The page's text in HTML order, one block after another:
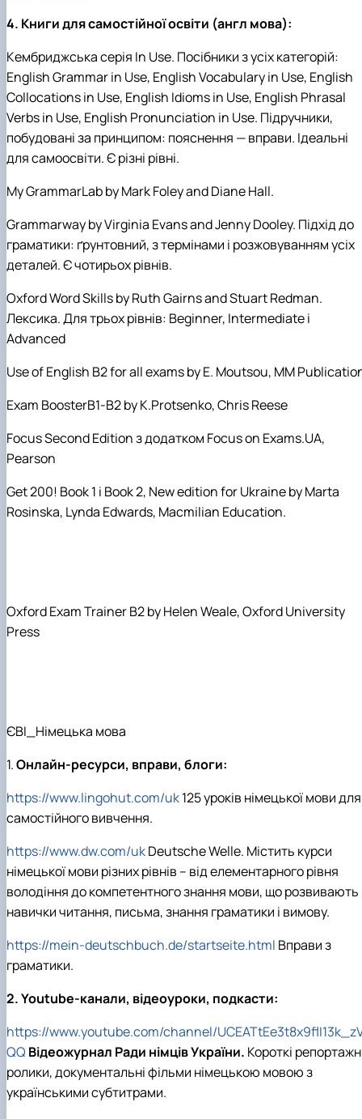
4. Книги для самостійної освіти (англ мова):
Кембриджськасерія In Use. Посібникизусіхкатегорій:
English Grammar in Use, English Vocabulary in Use, English
Collocations in Use, English Idioms in Use, English Phrasal
Verbs in Use, English Pronunciation in Use. Підручники,
побудовані за принципом: пояснення — вправи. Ідеальні
для самоосвіти. Є різні рівні.
MyGrammarLab by Mark Foley and Diane Hall.
Grammarway by Virginia Evans and Jenny Dooley. Підхіддо
граматики: ґрунтовний,зтермінами і розжовуваннямусіх
деталей.Єчотирьохрівнів.
Oxford Word Skills by Ruth Gairns and Stuart Redman.
Лексика.Длятрьохрівнів: Beginner, Intermediateі
Advanced
Use of English B2 for all exams by E. Moutsou, MM
Exam BoosterB1-B2 by K.Protsenko, Chris Reese
Focus Second Editionздодатком Focus on Exams.UA,
Pearson
Get 200! Book 1 і Book 2, New edition for Ukraine by Marta
Rosinska, Lynda Edwards, Macmilian Education.
Oxford Exam Trainer B2 by Helen Weale, Oxford University
Press
ЄВІ_Німецька мова
1.Онлайн-ресурси, вправи, блоги:
https://www.lingohut.com/uk125 уроків німецької мови для
самостійного вивчення.
https://www.dw.com/ukDeutsche Welle. Містить курси
німецької мови різних рівнів – від елементарного рівня
володіння до компетентного знання мови, що розвивають
навички читання, письма, знання граматики і вимову.
https://mein-deutschbuch.de/startseite.html Вправи з
граматики.
2. Youtube-канали, відеоуроки, подкасти:
https://www.youtube.com/channel/
QQ Відеожурнал Ради німців України. Короткі
ролики, документальні фільми німецькою мовою з
українськими субтитрами.